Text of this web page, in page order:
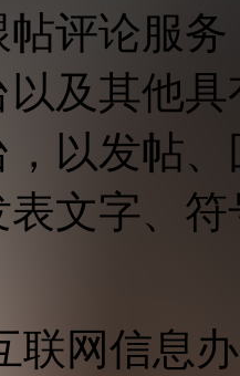
评论服
及其他
以发帖
文字、
联网信息